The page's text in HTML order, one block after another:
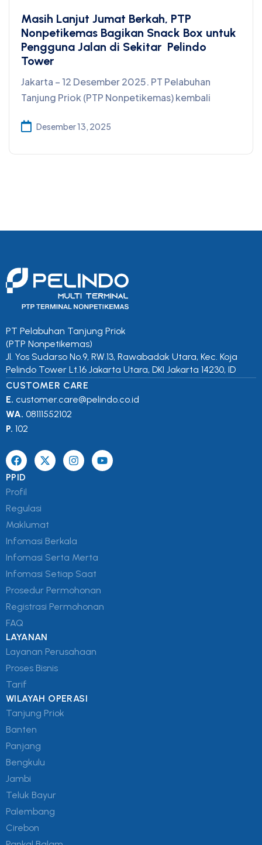
Masih Lanjut Jumat Berkah, PTP
Nonpetikemas Bagikan Snack Box untuk
Pengguna Jalan di Sekitar Pelindo
Tower
Jakarta – 12 Desember 2025. PT Pelabuhan
Tanjung Priok (PTP Nonpetikemas) kembali
Desember 13, 2025
PT Pelabuhan Tanjung Priok
(PTP Nonpetikemas)
Jl. Yos Sudarso No.9, RW.13, Rawabadak Utara, Kec. Koja
Pelindo Tower Lt.16 Jakarta Utara, DKI Jakarta 14230, ID
CUSTOMER CARE
E. customer.care@pelindo.co.id
WA. 08111552102
P. 102
PPID
Profil
Regulasi
Maklumat
Infomasi Berkala
Infomasi Serta Merta
Infomasi Setiap Saat
Prosedur Permohonan
Registrasi Permohonan
FAQ
LAYANAN
Layanan Perusahaan
Proses Bisnis
Tarif
WILAYAH OPERASI
Tanjung Priok
Banten
Panjang
Bengkulu
Jambi
Teluk Bayur
Palembang
Cirebon